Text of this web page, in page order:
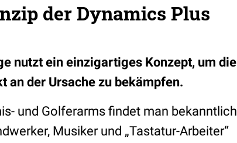
der Dynamics Plus
nutzt ein einzigartiges Konzept, um die
an der Ursache zu bekämpfen.
und Golferarms findet man bekanntlich
Musiker und „Tastatur-Arbeiter“